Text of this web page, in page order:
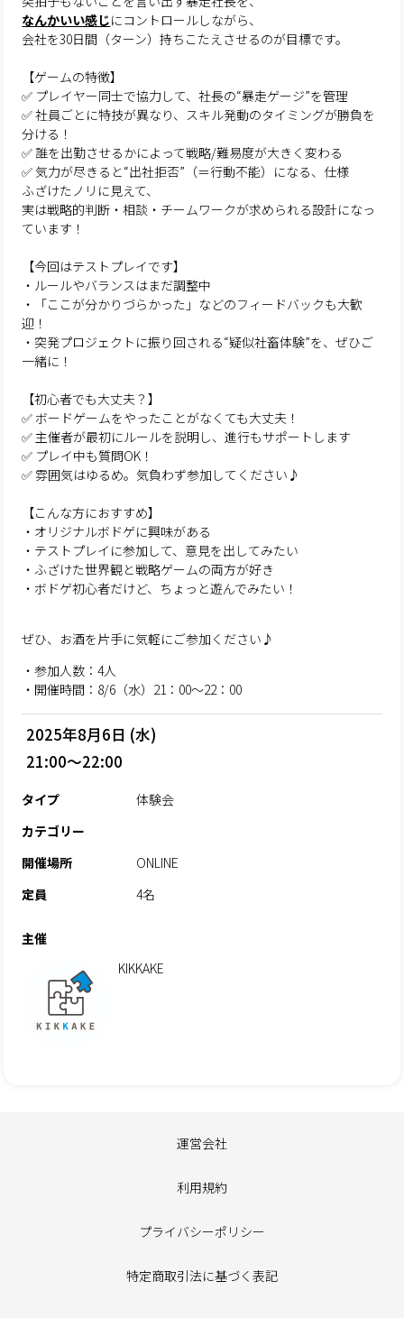
なんかいい感じにコントロールしながら、
会社を30日間（ターン）持ちこたえさせるのが目標です。
【ゲームの特徴】
✅ プレイヤー同士で協力して、社長の“暴走ゲージ”を管理
✅ 社員ごとに特技が異なり、スキル発動のタイミングが勝負を
分ける！
✅ 誰を出勤させるかによって戦略/難易度が大きく変わる
✅ 気力が尽きると“出社拒否”（＝行動不能）になる、仕様
ふざけたノリに見えて、
実は戦略的判断・相談・チームワークが求められる設計になっ
ています！
【今回はテストプレイです】
・ルールやバランスはまだ調整中
・「ここが分かりづらかった」などのフィードバックも大歓
迎！
・突発プロジェクトに振り回される“疑似社畜体験”を、ぜひご
一緒に！
【初心者でも大丈夫？】
✅ ボードゲームをやったことがなくても大丈夫！
✅ 主催者が最初にルールを説明し、進行もサポートします
✅ プレイ中も質問OK！
✅ 雰囲気はゆるめ。気負わず参加してください♪
【こんな方におすすめ】
・オリジナルボドゲに興味がある
・テストプレイに参加して、意見を出してみたい
・ふざけた世界観と戦略ゲームの両方が好き
・ボドゲ初心者だけど、ちょっと遊んでみたい！
ぜひ、お酒を片手に気軽にご参加ください♪
・参加人数：4人
・開催時間：8/6（水）21：00～22：00
2025年8月6日 (水)
21:00～22:00
タイプ
体験会
カテゴリー
開催場所
ONLINE
定員
4名
主催
KIKKAKE
運営会社
利用規約
プライバシーポリシー
特定商取引法に基づく表記